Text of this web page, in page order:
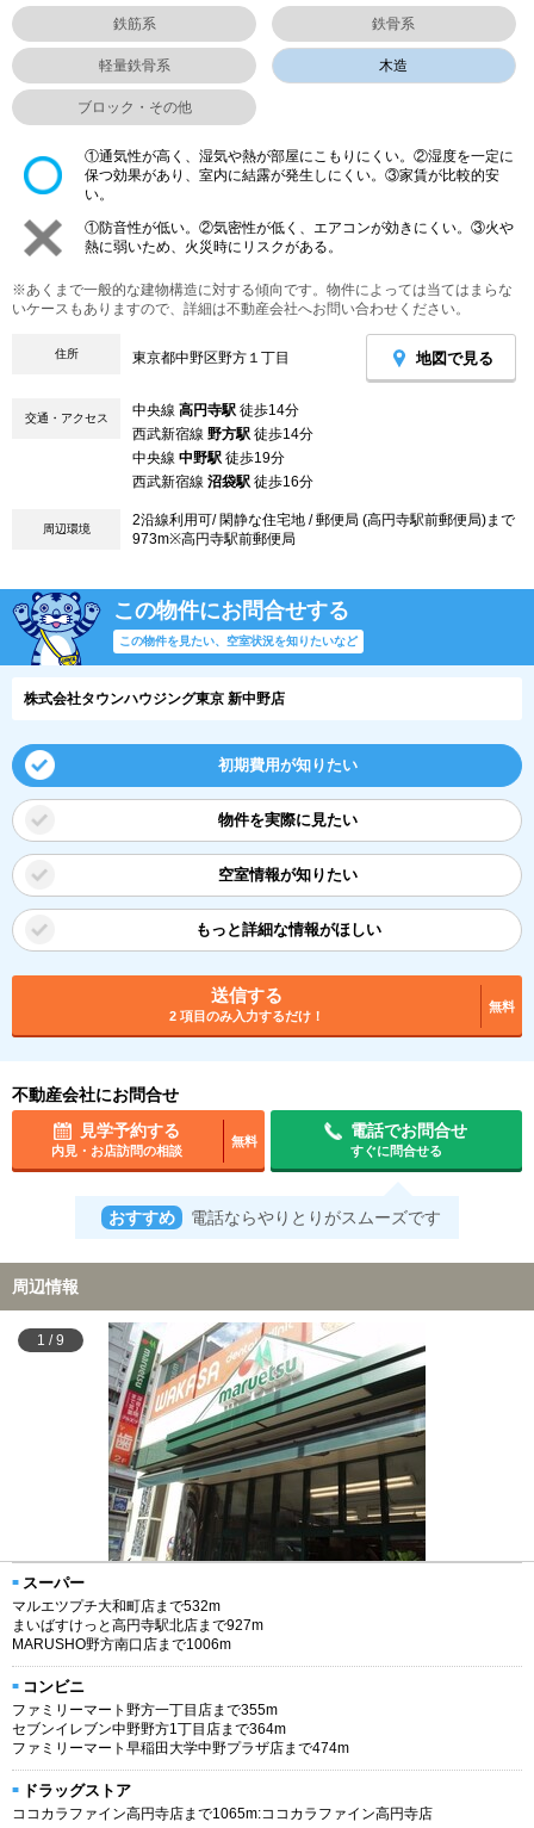
鉄筋系 鉄骨系
軽量鉄骨系 木造
ブロック・その他
①通気性が高く、湿気や熱が部屋にこもりにくい。②湿度を一定に
保つ効果があり、室内に結露が発生しにくい。③家賃が比較的安
い。
①防音性が低い。②気密性が低く、エアコンが効きにくい。③火や
熱に弱いため、火災時にリスクがある。
※あくまで一般的な建物構造に対する傾向です。物件によっては当てはまらな
いケースもありますので、詳細は不動産会社へお問い合わせください。
住所 東京都中野区野方１丁目 地図で見る
交通・アクセス 中央線 高円寺駅 徒歩14分
西武新宿線 野方駅 徒歩14分
中央線 中野駅 徒歩19分
西武新宿線 沼袋駅 徒歩16分
周辺環境
2沿線利用可/ 閑静な住宅地 / 郵便局 (高円寺駅前郵便局)まで
973m※高円寺駅前郵便局
この物件にお問合せする
この物件を見たい、空室状況を知りたいなど
株式会社タウンハウジング東京 新中野店
初期費用が知りたい
物件を実際に見たい
空室情報が知りたい
もっと詳細な情報がほしい
送信する
2 項目のみ入力するだけ！
無料
不動産会社にお問合せ
見学予約する
内見・お店訪問の相談
無料
電話でお問合せ
すぐに問合せる
おすすめ 電話ならやりとりがスムーズです
周辺情報
1 /9
スーパー
マルエツプチ大和町店まで532m
まいばすけっと高円寺駅北店まで927m
MARUSHO野方南口店まで1006m
コンビニ
ファミリーマート野方一丁目店まで355m
セブンイレブン中野野方1丁目店まで364m
ファミリーマート早稲田大学中野プラザ店まで474m
ドラッグストア
ココカラファイン高円寺店まで1065m:ココカラファイン高円寺店